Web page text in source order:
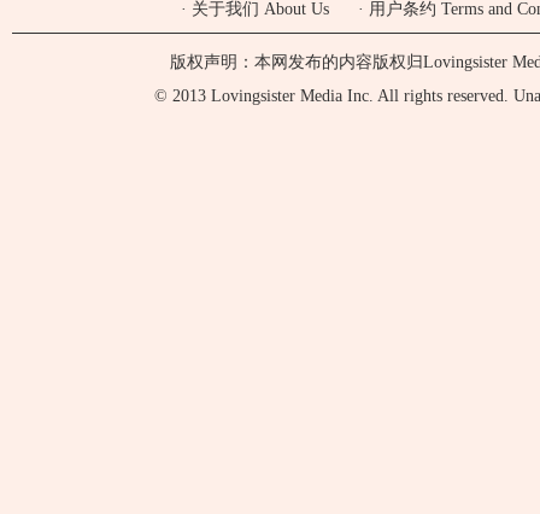
· 关于我们 About Us · 用户条约 Terms and
版权声明：本网发布的内容版权归Lovingsister
© 2013 Lovingsister Media Inc. All rights reserved.